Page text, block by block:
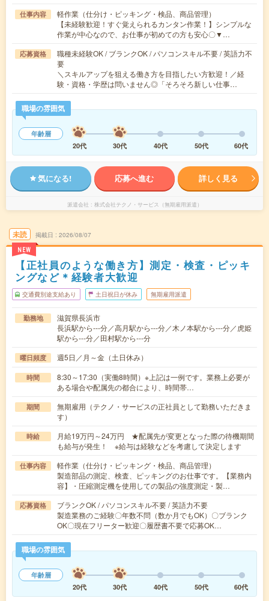
仕事内容
軽作業（仕分け・ピッキング・検品、商品管理）
【未経験歓迎！すぐ覚えられるカンタン作業！】シンプルな
作業が中心なので、お仕事が初めての方も安心〇▼…
応募資格
職種未経験OK / ブランクOK / パソコンスキル不要 / 英語力不
要
＼スキルアップを狙える働き方を目指したい方歓迎！／経
験・資格・学歴は問いません◎「そろそろ新しい仕事…
職場の雰囲気
年齢層
20代
30代 40代 50代 60代
気になる! 応募へ進む 詳しく見る
派遣会社 株式会社テクノ・サービス（無期雇用派遣）
未読
NEW
掲載日 2026/08/07
【正社員のような働き方】測定・検査・ピッキ
ングなど＊経験者大歓迎
交通費別途支給あり 土日祝日が休み 無期雇用派遣
勤務地
滋賀県長浜市
長浜駅から---分／高月駅から---分／木ノ本駅から---分／虎姫
駅から---分／田村駅から---分
曜日頻度 週5日／月～金（土日休み）
時間
8:30～17:30（実働8時間）※上記は一例です。業務上必要が
ある場合や配属先の都合により、時間帯…
期間
無期雇用（テクノ・サービスの正社員として勤務いただきま
す）
時給
月給19万円～24万円 ★配属先が変更となった際の待機期間
も給与が発生！ ※給与は経験などを考慮して決定します
仕事内容
軽作業（仕分け・ピッキング・検品、商品管理）
製造部品の測定、検査、ピッキングのお仕事です。【業務内
容】・圧縮測定機を使用しての製品の強度測定・製…
応募資格
ブランクOK / パソコンスキル不要 / 英語力不要
製造業務のご経験〇年数不問（数か月でもOK）〇ブランク
OK〇現在フリーター歓迎〇履歴書不要で応募OK…
職場の雰囲気
年齢層
20代
30代 40代 50代 60代